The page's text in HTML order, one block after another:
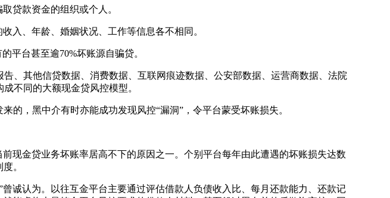
贷款资金的组织或个人。
、年龄、婚姻状况、工作等信息各不相同。
台甚至逾70%坏账源自骗贷。
其他信贷数据、消费数据、互联网痕迹数据、公安部数据、运营商数据、法院
不同的大额现金贷风控模型。
，黑中介有时亦能成功发现风控“漏洞”，令平台蒙受坏账损失。
金贷业务坏账率居高不下的原因之一。个别平台每年由此遭遇的坏账损失达数
。
认为。以往互金平台主要通过评估借款人负债收入比、每月还款能力、还款记